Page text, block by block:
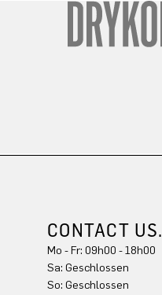
CONTACT US.
Mo - Fr: 09h00 - 18h00
Sa: Geschlossen
So: Geschlossen